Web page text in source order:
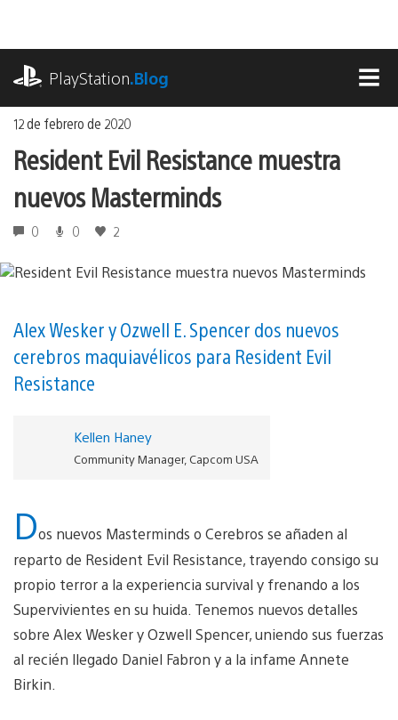
contenido
PlayStation.Blog
12 de febrero de 2020
Resident Evil Resistance muestra
nuevos Masterminds
0 0 2
Alex Wesker y Ozwell E. Spencer dos nuevos
cerebros maquiavélicos para Resident Evil
Resistance
Kellen Haney
Community Manager, Capcom USA
Dos nuevos Masterminds o Cerebros se añaden al
reparto de Resident Evil Resistance, trayendo consigo su
propio terror a la experiencia survival y frenando a los
Supervivientes en su huida. Tenemos nuevos detalles
sobre Alex Wesker y Ozwell Spencer, uniendo sus fuerzas
al recién llegado Daniel Fabron y a la infame Annete
Birkin.